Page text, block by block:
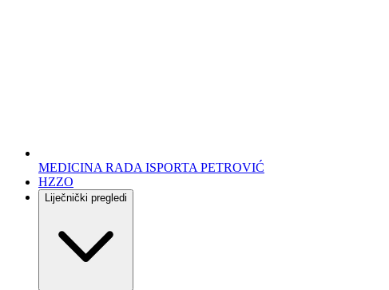
MEDICINA RADA ISPORTA PETROVIĆ
HZZO
Liječnički pregledi